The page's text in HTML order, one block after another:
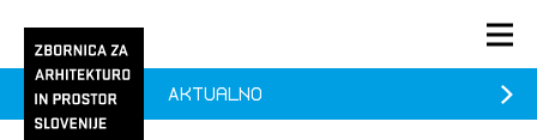
PRIJAVA
Aktualno